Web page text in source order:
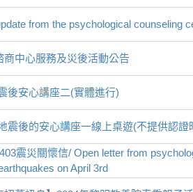
from the psychological counseling
商中心服務及災後活動公告
後安心講座二(實體進行)
震後的安心講座一線上桌遊(不提供認證
震災關懷信/ Open letter from
on April 3rd